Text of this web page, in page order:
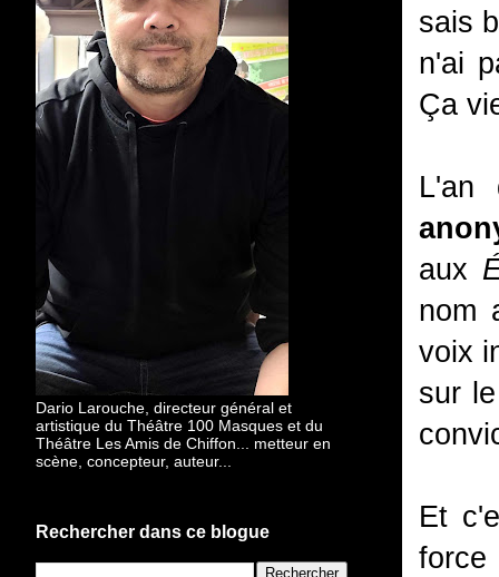
sais
n'ai
Ça
L'an
aux
nom
voix
sur
Et
Dario Larouche, directeur général et
artistique du Théâtre 100 Masques et du
Théâtre Les Amis de Chiffon... metteur en
scène, concepteur, auteur...
Rechercher dans ce blogue